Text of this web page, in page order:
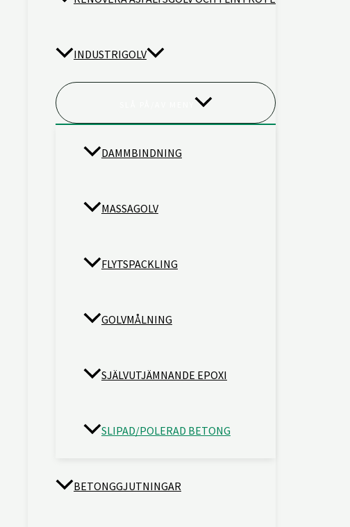
INDUSTRIGOLV
DAMMBINDNING
MASSAGOLV
FLYTSPACKLING
GOLVMÅLNING
SJÄLVUTJÄMNANDE EPOXI
SLIPAD/POLERAD BETONG
BETONGGJUTNINGAR